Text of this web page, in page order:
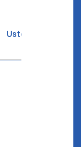
Ustozlar suhbatin